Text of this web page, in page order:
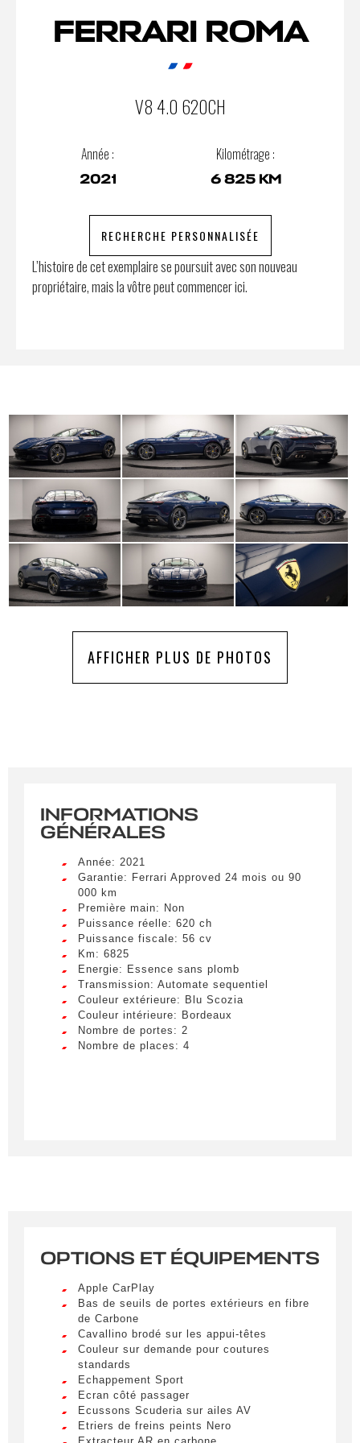
FERRARI ROMA
V8 4.0 620CH
Année :
2021
Kilométrage :
6 825 KM
RECHERCHE PERSONNALISÉE
L’histoire de cet exemplaire se poursuit avec son nouveau
propriétaire, mais la vôtre peut commencer ici.
Remplissez le formulaire ci-dessous pour recevoir
une notification par e-mail dès qu’un véhicule
correspondant à vos critères sera disponible.
Civilité *
M.
LIVRAISON PARTOUT EN
FRANCE
AFFICHER PLUS DE PHOTOS
INFORMATIONS
GÉNÉRALES
Année: 2021
Garantie: Ferrari Approved 24 mois ou 90
000 km
Première main: Non
Puissance réelle: 620 ch
Puissance fiscale: 56 cv
Km: 6825
Energie: Essence sans plomb
Transmission: Automate sequentiel
Couleur extérieure: Blu Scozia
Couleur intérieure: Bordeaux
Nombre de portes: 2
Nombre de places: 4
OPTIONS ET ÉQUIPEMENTS
Apple CarPlay
Bas de seuils de portes extérieurs en fibre
de Carbone
Cavallino brodé sur les appui-têtes
Couleur sur demande pour coutures
standards
Echappement Sport
Ecran côté passager
Ecussons Scuderia sur ailes AV
Etriers de freins peints Nero